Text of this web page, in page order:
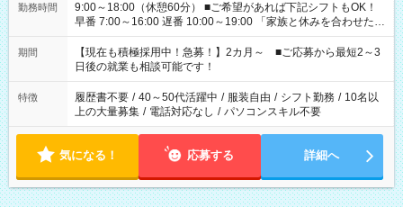
勤務時間
9:00～18:00（休憩60分） ■ご希望があれば下記シフトもOK！
早番 7:00～16:00 遅番 10:00～19:00 「家族と休みを合わせた
い」 「余裕を持って夕飯の準備がしたい」 「できれば残業はし
たくない」 など、ご希望を教えてくださいね。 ※Wワーク希望
の方へ 今ご覧のお仕事で希望する勤務時間と、もう1つのお仕事
の勤務時間。 合計で週40時間を超える場合は応募できません。
期間
【現在も積極採用中！急募！】2カ月～ ■ご応募から最短2～3
日後の就業も相談可能です！
特徴 履歴書不要 / 40～50代活躍中 / 服装自由 / シフト勤務 / 10名以
上の大量募集 / 電話対応なし / パソコンスキル不要
気になる！ 応募する 詳細へ